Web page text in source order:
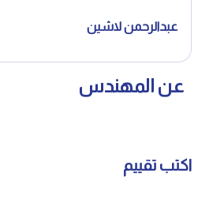
عبدالرحمن لاشين
عن المهندس
اكتب تقييم